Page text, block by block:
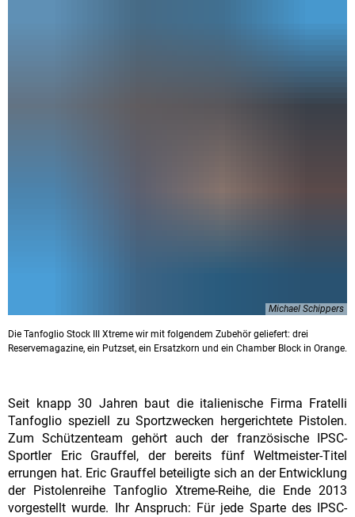
Michael Schippers
Die Tanfoglio Stock III Xtreme wir mit folgendem Zubehör geliefert: drei
Reservemagazine, ein Putzset, ein Ersatzkorn und ein Chamber Block in Orange.
Seit knapp 30 Jahren baut die italienische Firma Fratelli
Tanfoglio speziell zu Sportzwecken hergerichtete Pistolen.
Zum Schützenteam gehört auch der französische IPSC-
Sportler Eric Grauffel, der bereits fünf Weltmeister-Titel
errungen hat. Eric Grauffel beteiligte sich an der Entwicklung
der Pistolenreihe Tanfoglio Xtreme-Reihe, die Ende 2013
vorgestellt wurde. Ihr Anspruch: Für jede Sparte des IPSC-